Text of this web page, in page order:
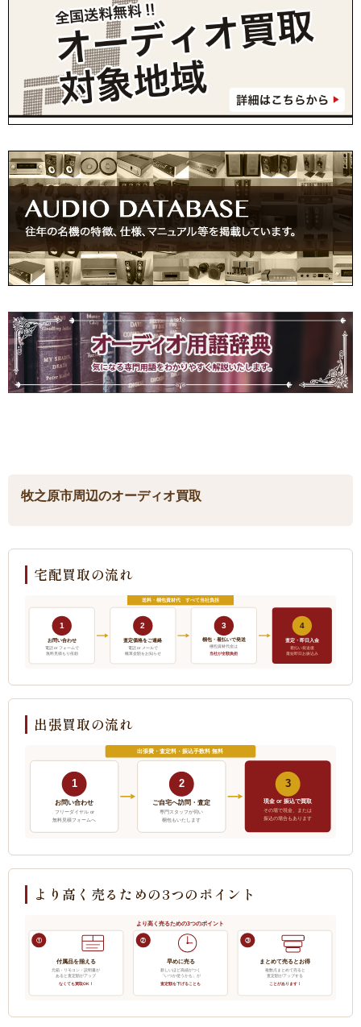
牧之原市周辺のオーディオ買取
宅配買取の流れ
送料・梱包資材代 すべて当社負担
1
お問い合わせ
電話 or フォームで
無料見積もり依頼
2
査定価格をご連絡
電話 or メールで
概算金額をお知らせ
3
梱包・着払いで発送
梱包資材代金は
当社が全額負担
4
査定・即日入金
着払い発送後
最短即日お振込み
出張買取の流れ
出張費・査定料・振込手数料 無料
1
お問い合わせ
フリーダイヤル or
無料見積フォームへ
2
ご自宅へ訪問・査定
専門スタッフが伺い
梱包もいたします
3
現金 or 振込で買取
その場で現金、または
振込の場合もあります
より高く売るための3つのポイント
より高く売るための3つのポイント
①
付属品を揃える
元箱・リモコン・説明書が
あると査定額がアップ
なくても買取OK！
②
早めに売る
新しいほど高値がつく
「いつか使うかも」が
査定額を下げることも
③
まとめて売るとお得
複数点まとめて売ると
査定額がアップする
ことがあります！